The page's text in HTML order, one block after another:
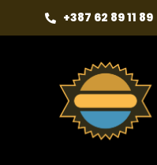
+387 62 89 11 89